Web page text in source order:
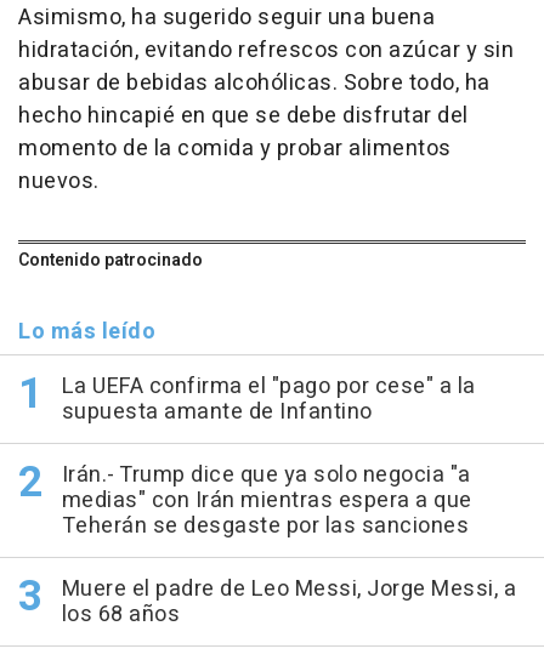
Asimismo, ha sugerido seguir una buena
hidratación, evitando refrescos con azúcar y sin
abusar de bebidas alcohólicas. Sobre todo, ha
hecho hincapié en que se debe disfrutar del
momento de la comida y probar alimentos
nuevos.
Contenido patrocinado
Lo más leído
La UEFA confirma el "pago por cese" a la
supuesta amante de Infantino
Irán.- Trump dice que ya solo negocia "a
medias" con Irán mientras espera a que
Teherán se desgaste por las sanciones
Muere el padre de Leo Messi, Jorge Messi, a
los 68 años